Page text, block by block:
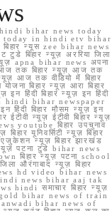
bihar news today
today in hindi etv bihar
न्यूस zee bihar news
बिहार न्यूज़ अररिया जिला
न्यूज़ apna bihar news अपना
आज तक बिहार न्यूज़ आज तक
आज तक वीडियो में बिहार
बिहार न्यूज़ आरा बिहार
हिंदी बिहार न्यूज़ इन हिंदी
hindi bihar newspaper
हिंदी बिहार मौसम न्यूज़ इन
न्यूज़ ईटीवी बिहार न्यूज़
youtube बिहार उपचुनाव
यूनिवर्सिटी न्यूज़ बिहार
एजुकेशन न्यूज़ बिहार झारखंड
न्यूज़ पटना टुडे bihar news
बिहार न्यूज़ पटना school
औरंगाबाद न्यूज़ बिहार
hd video bihar news
news bihar aaj tak
hindi समाचार बिहार न्यूज़
bihar news of train
bihar news of